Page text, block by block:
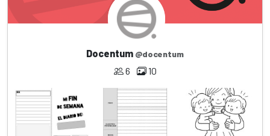
Docentum @docentum
6 10